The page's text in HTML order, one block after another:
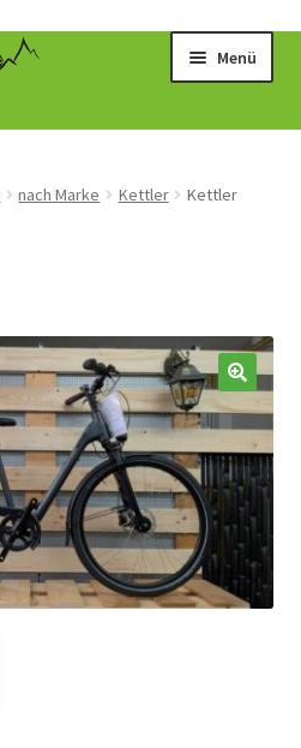
Menü
nach Marke Kettler
Kettler
🔍